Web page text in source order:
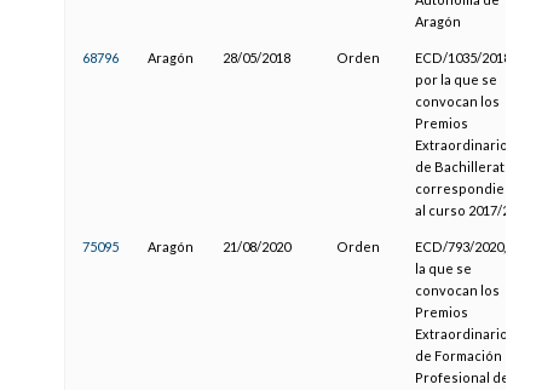
Aragón
68796 Aragón 28/05/2018 Orden
ECD/1035/2018,
por la que se
convocan los
Premios
Extraordinarios
de Bachillerato
correspondientes
al curso 2017/2018
75095 Aragón 21/08/2020 Orden
ECD/793/2020, por
la que se
convocan los
Premios
Extraordinarios
de Formación
Profesional de